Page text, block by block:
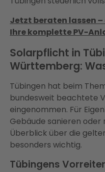
Jetzt beraten lassen
Ihre komplette PV-
Solarpflicht in
Württemberg:
Tübingen hat beim
bundesweit beachtete
eingenommen. Für
Gebäude sanieren oder
Überblick über die
besonders wichtig.
Tübingens